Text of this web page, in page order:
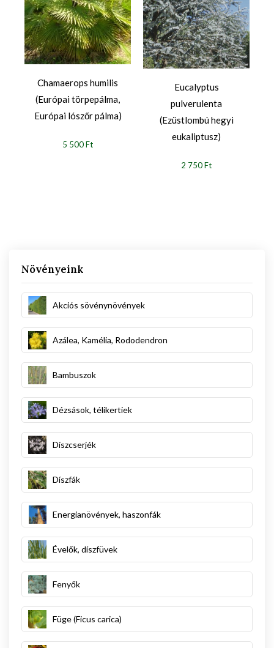
Növényeink
Akciós sövénynövények
Azálea, Kamélia, Rododendron
Bambuszok
Dézsások, télikertiek
Díszcserjék
Díszfák
Energianövények, haszonfák
Évelők, díszfüvek
Fenyők
Füge (Ficus carica)
Chamaerops humilis
(Európai törpepálma,
Európai lószőr pálma)
5 500 Ft
Eucalyptus
pulverulenta
(Ezüstlombú hegyi
eukaliptusz)
2 750 Ft